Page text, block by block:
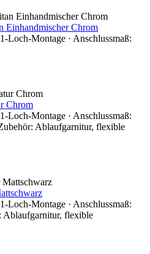
Einhandmischer Chrom
Loch-Montage · Anschlussmaß:
Chrom
Loch-Montage · Anschlussmaß:
Ablaufgarnitur, flexible
Loch-Montage · Anschlussmaß:
Ablaufgarnitur, flexible